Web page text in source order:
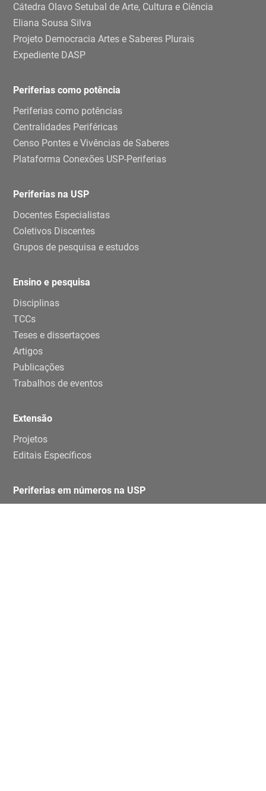
Cátedra Olavo Setubal de Arte, Cultura e Ciência
Eliana Sousa Silva
Projeto Democracia Artes e Saberes Plurais
Expediente DASP
Periferias como potência
Periferias como potências
Centralidades Periféricas
Censo Pontes e Vivências de Saberes
Plataforma Conexões USP-Periferias
Periferias na USP
Docentes Especialistas
Coletivos Discentes
Grupos de pesquisa e estudos
Ensino e pesquisa
Disciplinas
TCCs
Teses e dissertaçoes
Artigos
Publicações
Trabalhos de eventos
Extensão
Projetos
Editais Específicos
Periferias em números na USP